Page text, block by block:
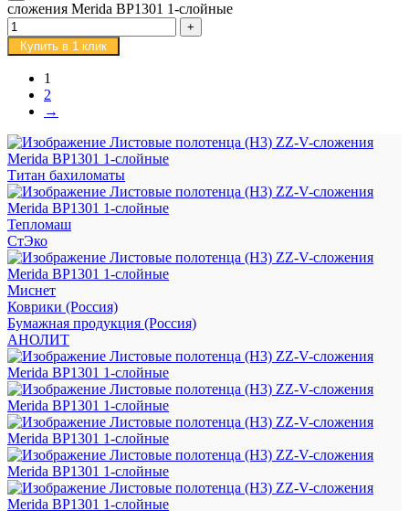
сложения Merida BP1301 1-слойные
Купить в 1 клик
1
2
→
Титан бахиломаты
Тепломаш
СтЭко
Миснет
Коврики (Россия)
Бумажная продукция (Россия)
АНОЛИТ